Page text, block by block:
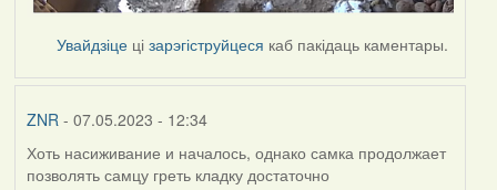
Увайдзіце цізарэгіструйцеся каб пакідаць каментары.
ZNR - 07.05.2023 - 12:34
Хоть насиживание и началось, однако самка продолжает
позволять самцу греть кладку достаточно